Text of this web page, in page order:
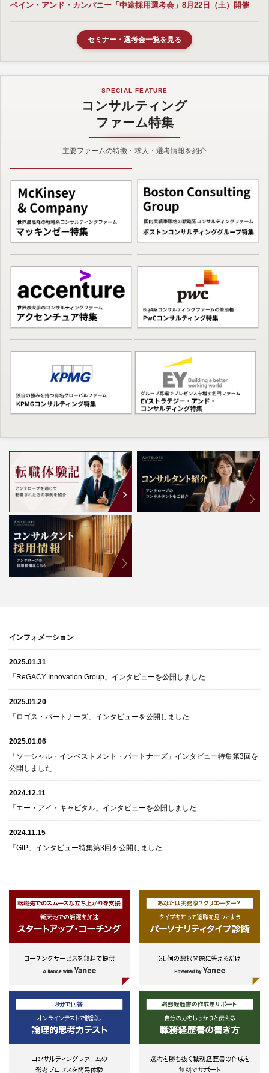
ベイン・アンド・カンパニー「中途採用選考会」8月22日（土）開催
セミナー・選考会一覧を見る
SPECIAL FEATURE
コンサルティング
ファーム特集
主要ファームの特徴・求人・選考情報を紹介
インフォメーション
2025.01.31
「ReGACY Innovation Group」インタビューを公開しました
2025.01.20
「ロゴス・パートナーズ」インタビューを公開しました
2025.01.06
「ソーシャル・インベストメント・パートナーズ」インタビュー特集第3回を
公開しました
2024.12.11
「エー・アイ・キャピタル」インタビューを公開しました
2024.11.15
「GIP」インタビュー特集第3回を公開しました